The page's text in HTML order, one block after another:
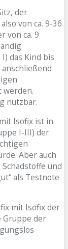
der
von ca. 9-36
von ca. 9
das Kind bis
werden.
nutzbar.
Isofix ist in
I-III) der
Aber auch
und
als Testnote
mit Isofix der
Gruppe der